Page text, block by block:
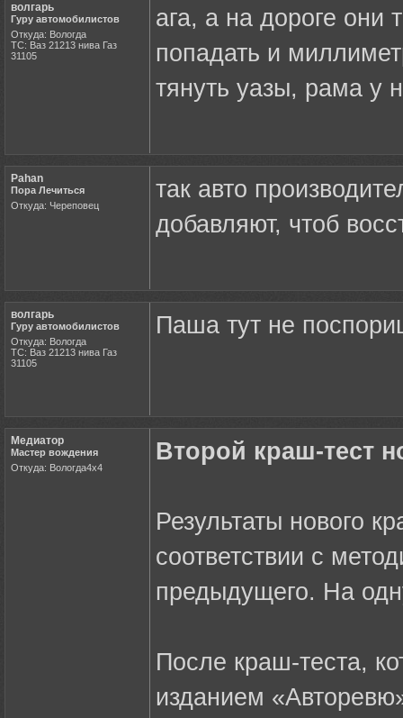
волгарь
Гуру автомобилистов
Откуда: Вологда
ТС: Ваз 21213 нива Газ
31105
ага, а на дороге они
попадать и
тянуть уазы, рама у
Pahan
Пора Лечиться
Откуда: Череповец
так авто
добавляют, чтоб
волгарь
Гуру автомобилистов
Откуда: Вологда
ТС: Ваз 21213 нива Газ
31105
Паша тут не
Медиатор
Мастер вождения
Откуда: Вологда4х4
Второй краш-тест
Результаты нового
соответствии с
предыдущего. На
После краш-теста,
изданием